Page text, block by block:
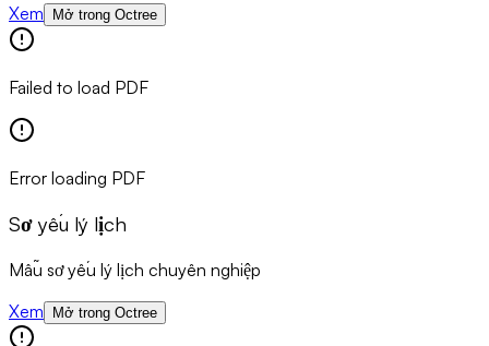
Xem
Mở trong Octree
Failed to load PDF
Error loading PDF
Sơ yếu lý lịch
Mẫu sơ yếu lý lịch chuyên nghiệp
Xem
Mở trong Octree